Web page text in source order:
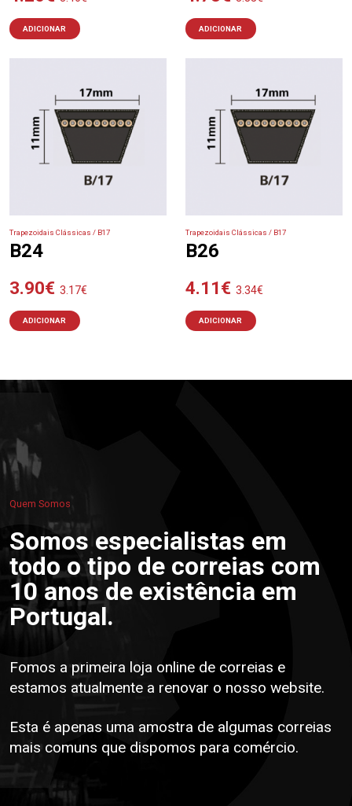
ADICIONAR ADICIONAR
Trapezoidais Clássicas / B17
B24
3.90€ 3.17€
ADICIONAR
Trapezoidais Clássicas / B17
B26
4.11€ 3.34€
ADICIONAR
Quem Somos
Somos especialistas em
todo o tipo de correias com
10 anos de existência em
Portugal.
Fomos a primeira loja online de correias e
estamos atualmente a renovar o nosso website.
Esta é apenas uma amostra de algumas correias
mais comuns que dispomos para comércio.